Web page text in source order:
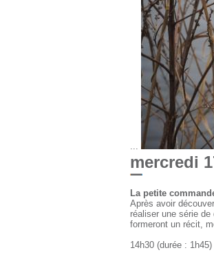
...
mercredi
La petite
Après avoir
réaliser une série
formeront un récit,
14h30 (durée : 1h45)